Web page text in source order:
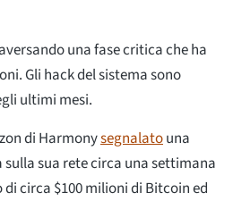
una fase critica che ha
Gli hack del sistema sono
ultimi mesi.
di Harmonysegnalatouna
sua rete circa una settimana
circa $100 milioni di Bitcoin ed